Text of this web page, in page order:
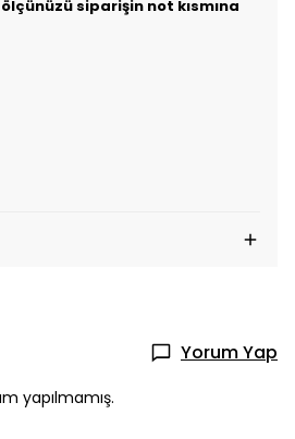
siparişin not kısmına
Yorum Yap
yapılmamış.